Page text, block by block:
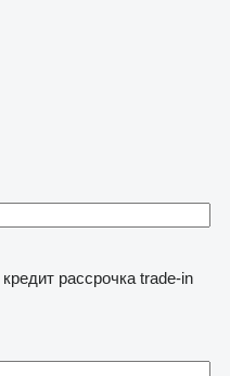
кредит рассрочка trade-in